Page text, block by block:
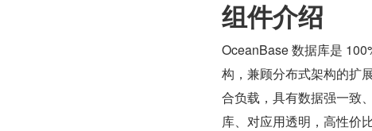
组件介绍
OceanBase 数据库是
构，兼顾分布式架构的扩
合负载，具有数据强一致
库、对应用透明，高性价